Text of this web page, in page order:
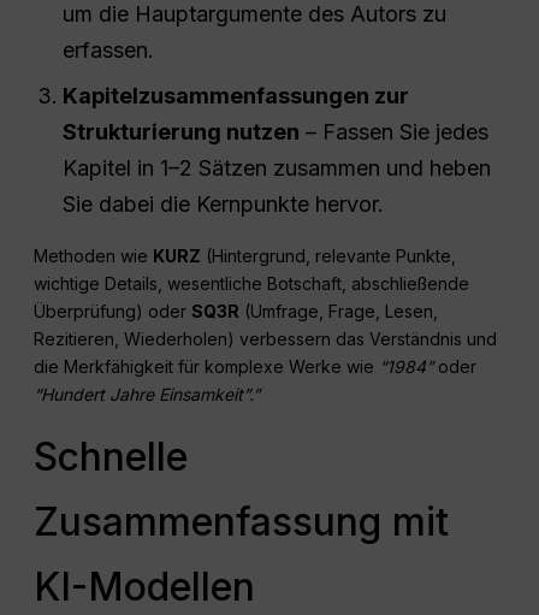
um die Hauptargumente des Autors zu
erfassen.
Kapitelzusammenfassungen zur
Strukturierung nutzen – Fassen Sie jedes
Kapitel in 1–2 Sätzen zusammen und heben
Sie dabei die Kernpunkte hervor.
Methoden wie KURZ (Hintergrund, relevante Punkte,
wichtige Details, wesentliche Botschaft, abschließende
Überprüfung) oderSQ3R (Umfrage, Frage, Lesen,
Rezitieren, Wiederholen) verbessern das Verständnis und
die Merkfähigkeit für komplexe Werke wie “1984”oder
“Hundert Jahre Einsamkeit”.”
Schnelle
Zusammenfassung mit
KI-Modellen